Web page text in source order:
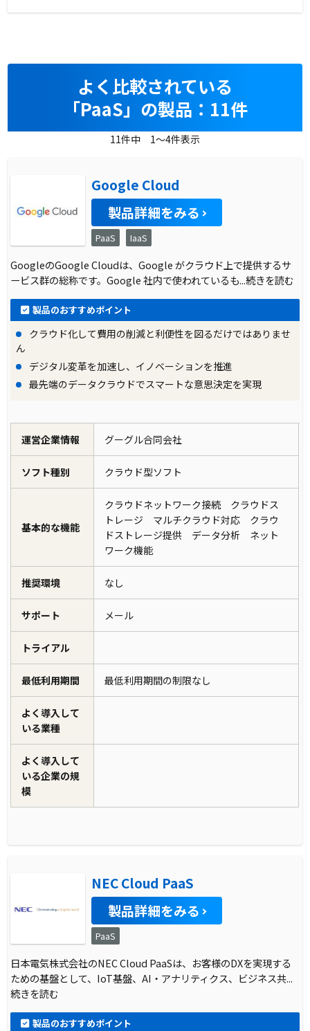
よく比較されている
「PaaS」の製品：11件
11件中 1～4件表示
Google Cloud
製品詳細をみる
PaaS IaaS
GoogleのGoogle Cloudは、Google がクラウド上で提供するサ
ービス群の総称です。Google 社内で使われているも...続きを読む
製品のおすすめポイント
クラウド化して費用の削減と利便性を図るだけではありませ
ん
デジタル変革を加速し、イノベーションを推進
最先端のデータクラウドでスマートな意思決定を実現
運営企業情報 グーグル合同会社
ソフト種別 クラウド型ソフト
基本的な機能
クラウドネットワーク接続 クラウドス
トレージ マルチクラウド対応 クラウ
ドストレージ提供 データ分析 ネット
ワーク機能
推奨環境 なし
サポート メール
トライアル
最低利用期間 最低利用期間の制限なし
よく導入して
いる業種
よく導入して
いる企業の規
模
NEC Cloud PaaS
製品詳細をみる
PaaS
日本電気株式会社のNEC Cloud PaaSは、お客様のDXを実現する
ための基盤として、IoT基盤、AI・アナリティクス、ビジネス共...
続きを読む
製品のおすすめポイント